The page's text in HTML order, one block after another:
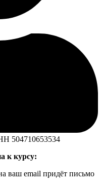
504710653534
к курсу:
ваш email придёт письмо